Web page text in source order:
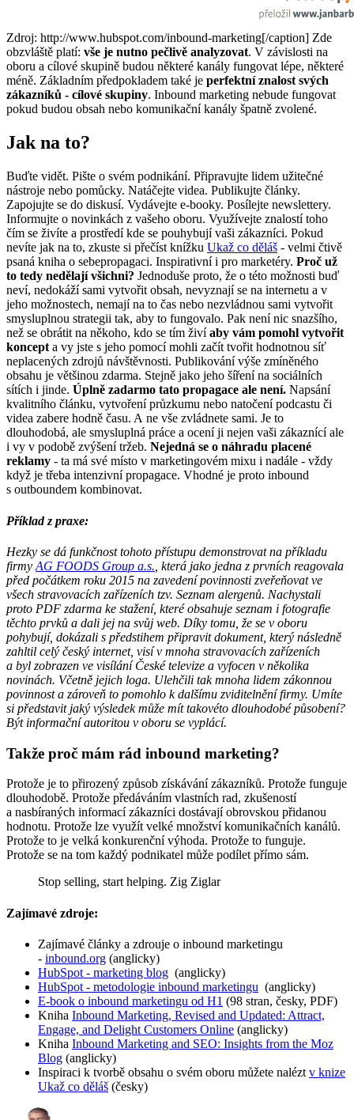
Zdroj: http://www.hubspot.com/inbound-marketing[/caption] Zde
obzvláště platí: vše je nutno pečlivě analyzovat. V závislosti na
oboru a cílové skupině budou některé kanály fungovat lépe, některé
méně. Základním předpokladem také je perfektní znalost svých
zákazníků - cílové skupiny. Inbound marketing nebude fungovat
pokud budou obsah nebo komunikační kanály špatně zvolené.
Jak na to?
Buďte vidět. Pište o svém podnikání. Připravujte lidem užitečné
nástroje nebo pomůcky. Natáčejte videa. Publikujte články.
Zapojujte se do diskusí. Vydávejte e-booky. Posílejte newslettery.
Informujte o novinkách z vašeho oboru. Využívejte znalostí toho
čím se živíte a prostředí kde se pouhybují vaši zákazníci. Pokud
nevíte jak na to, zkuste si přečíst knížku Ukaž co děláš - velmi čtivě
psaná kniha o sebepropagaci. Inspirativní i pro marketéry. Proč už
to tedy nedělají všichni? Jednoduše proto, že o této možnosti buď
neví, nedokáží sami vytvořit obsah, nevyznají se na internetu a v
jeho možnostech, nemají na to čas nebo nezvládnou sami vytvořit
smysluplnou strategii tak, aby to fungovalo. Pak není nic snazšího,
než se obrátit na někoho, kdo se tím živíaby vám pomohl vytvořit
koncept a vy jste s jeho pomocí mohli začít tvořit hodnotnou síť
neplacených zdrojů návštěvnosti. Publikování výše zmíněného
obsahu je většinou zdarma. Stejně jako jeho šíření na sociálních
sítích i jinde. Úplně zadarmo tato propagace ale není. Napsání
kvalitního článku, vytvoření průzkumu nebo natočení podcastu či
videa zabere hodně času. A ne vše zvládnete sami. Je to
dlouhodobá, ale smysluplná práce a ocení ji nejen vaši zákaznící ale
i vy v podobě zvýšení tržeb. Nejedná se o náhradu placené
reklamy - ta má své místo v marketingovém mixu i nadále - vždy
když je třeba intenzivní propagace. Vhodné je proto inbound
s outboundem kombinovat.
Příklad z praxe:
Hezky se dá funkčnost tohoto přístupu demonstrovat na příkladu
firmy AG FOODS Group a.s. , která jako jedna z prvních reagovala
před počátkem roku 2015 na zavedení povinnosti zveřeňovat ve
všech stravovacích zařízeních tzv. Seznam alergenů. Nachystali
proto PDF zdarma ke stažení, které obsahuje seznam i fotografie
těchto prvků a dali jej na svůj web. Díky tomu, že se v oboru
pohybují, dokázali s předstihem připravit dokument, který následně
zahltil celý český internet, visí v mnoha stravovacích zařízeních
a byl zobrazen ve visílání České televize a vyfocen v několika
novinách. Včetně jejich loga. Ulehčili tak mnoha lidem zákonnou
povinnost a zároveň to pomohlo k dalšímu zviditelnění firmy. Umíte
si představit jaký výsledek může mít takovéto dlouhodobé působení?
Být informační autoritou v oboru se vyplácí.
Takže proč mám rád inbound marketing?
Protože je to přirozený způsob získávání zákazníků. Protože funguje
dlouhodobě. Protože předáváním vlastních rad, zkušeností
a nasbíraných informací zákazníci dostávají obrovskou přidanou
hodnotu. Protože lze využít velké množství komunikačních kanálů.
Protože to je velká konkurenční výhoda. Protože to funguje.
Protože se na tom každý podnikatel může podílet přímo sám.
Stop selling, start helping. Zig Ziglar
Zajímavé zdroje:
Zajímavé články a zdrouje o inbound marketingu
- inbound.org (anglicky)
HubSpot - marketing blog (anglicky)
HubSpot - metodologie inbound marketingu (anglicky)
E-book o inbound marketingu od H1 (98 stran, česky, PDF)
Kniha Inbound Marketing, Revised and Updated: Attract,
Engage, and Delight Customers Online (anglicky)
Kniha Inbound Marketing and SEO: Insights from the Moz
Blog (anglicky)
Inspiraci k tvorbě obsahu o svém oboru můžete nalézt v knize
Ukaž co děláš (česky)